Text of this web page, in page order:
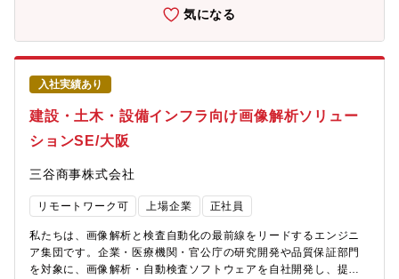
ネスデベロップメントコンサルティングスキルや顧客関係構築力
ョンスペシャリスト高い技術力をベースに、最適なアーキテクチ
出力）?システム要件分析・詳細設計、実地検証・運用テスト【魅
力】?クライアントからの感謝 検査を自動化することで、クライ
アントの業務効率化が達成されたり、 「これがないと業務が回
らない」といったお言葉をいただくと達成感を感じます。?新しい
技術への取り組み 最新の画像処理技術を試してみるときや、初
めての技術要素を検証するとき、 ソフトだけでなく、検査装置な
ど実際に物を動かすことで、自身の成長とわくわく感を味わうこ
とができます。?チームで課題解決する楽しさ 難しい画像解析で
も、チームで相談しながら課題を解決できると、 まるで大学の
部門は、20代～60代までの幅広い年代の26名で構成されており、
豊かな知見と柔軟な発想が融合するチームです。案件対応は基本
的に、技術職2名＋営業職1名の3名体制で稼働しています。?入社
ソリューションの技術探索先輩社員とチームを組み、少しずつ業
務領域を広げながら現場感覚を身につけるクライアント対応に向
気になる
入社実績あり
建設・土木・設備インフラ向け画像解析ソリュー
ションSE/大阪
三谷商事株式会社
リモートワーク可 上場企業 正社員
私たちは、画像解析と検査自動化の最前線をリードするエンジニ
ア集団です。企業・医療機関・官公庁の研究開発や品質保証部門
を対象に、画像解析・自動検査ソフトウェアを自社開発し、提案